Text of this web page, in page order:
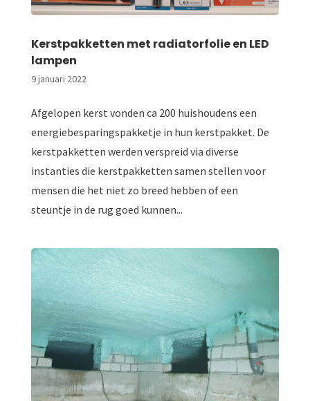
Kerstpakketten met radiatorfolie en LED
lampen
9 januari 2022
Afgelopen kerst vonden ca 200 huishoudens een
energiebesparingspakketje in hun kerstpakket. De
kerstpakketten werden verspreid via diverse
instanties die kerstpakketten samen stellen voor
mensen die het niet zo breed hebben of een
steuntje in de rug goed kunnen...